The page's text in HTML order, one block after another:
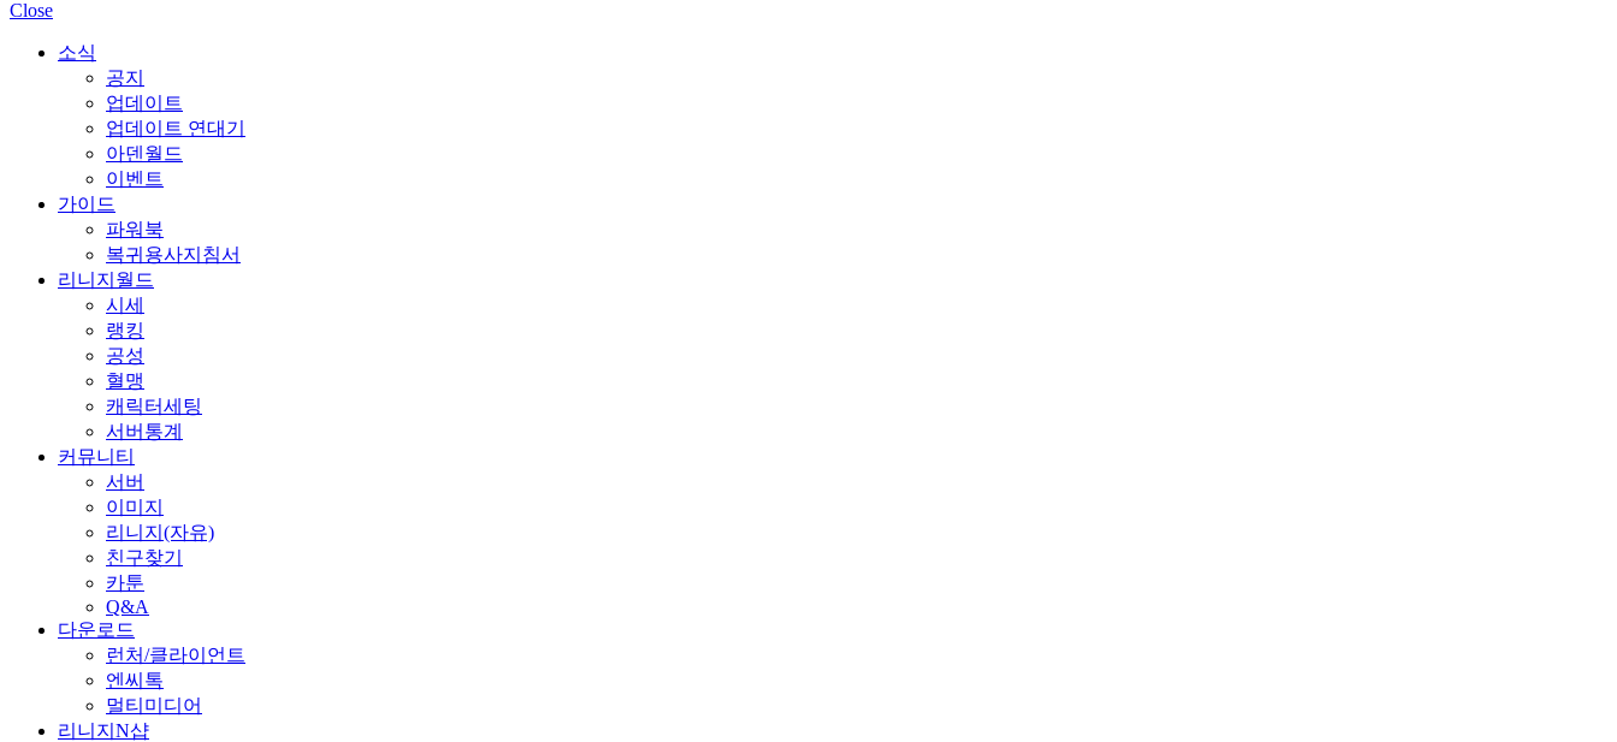
Close
소식
공지
업데이트
업데이트 연대기
아덴월드
이벤트
가이드
파워북
복귀용사지침서
리니지월드
시세
랭킹
공성
혈맹
캐릭터세팅
서버통계
커뮤니티
서버
이미지
리니지(자유)
친구찾기
카툰
Q&A
다운로드
런처/클라이언트
엔씨톡
멀티미디어
리니지N샵